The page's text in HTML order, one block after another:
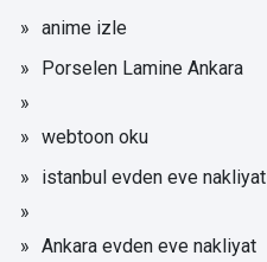
anime izle
Porselen Lamine Ankara
webtoon oku
istanbul evden eve nakliyat
Ankara evden eve nakliyat